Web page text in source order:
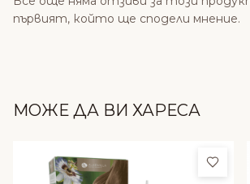
първият, който ще сподели мнение.
МОЖЕ ДА ВИ ХАРЕСА